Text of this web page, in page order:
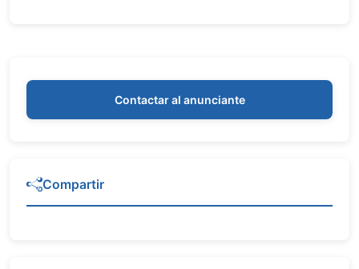
Contactar al anunciante
Compartir